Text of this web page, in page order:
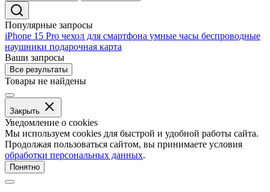
Популярные запросы
iPhone 15 Pro чехол для смартфона умные часы беспроводные
наушники подарочная карта
Ваши запросы
Все результаты
Товары не найдены
Закрыть
Уведомление о cookies
Мы используем cookies для быстрой и удобной работы сайта.
Продолжая пользоваться сайтом, вы принимаете условия
обработки персональных данных.
Понятно